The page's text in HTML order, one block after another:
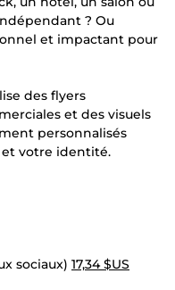
? Ou
et impactant pour
des flyers
et des visuels
personnalisés
et votre identité.
sociaux) 17,34 $US